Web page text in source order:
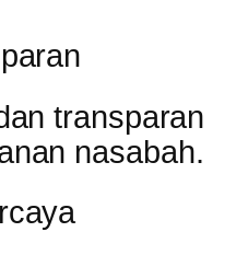
transparan
nasabah.